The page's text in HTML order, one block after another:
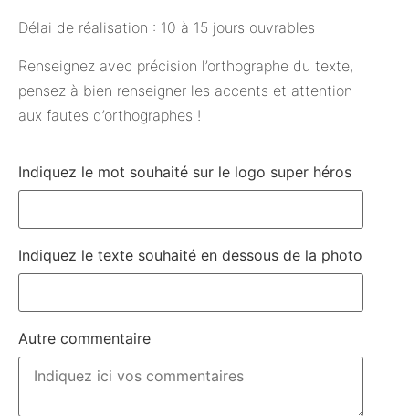
Délai de réalisation : 10 à 15 jours ouvrables
Renseignez avec précision l’orthographe du texte,
pensez à bien renseigner les accents et attention
aux fautes d’orthographes !
Indiquez le mot souhaité sur le logo super héros
Indiquez le texte souhaité en dessous de la photo
Autre commentaire